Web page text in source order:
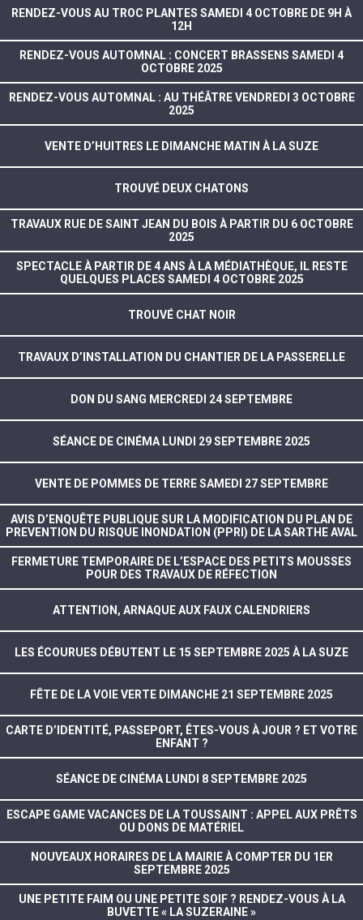
RENDEZ-VOUS AU TROC PLANTES SAMEDI 4 OCTOBRE DE 9H À
12H
RENDEZ-VOUS AUTOMNAL : CONCERT BRASSENS SAMEDI 4
OCTOBRE 2025
RENDEZ-VOUS AUTOMNAL : AU THÉÂTRE VENDREDI 3 OCTOBRE
2025
VENTE D’HUITRES LE DIMANCHE MATIN À LA SUZE
TROUVÉ DEUX CHATONS
TRAVAUX RUE DE SAINT JEAN DU BOIS À PARTIR DU 6 OCTOBRE
2025
SPECTACLE À PARTIR DE 4 ANS À LA MÉDIATHÈQUE, IL RESTE
QUELQUES PLACES SAMEDI 4 OCTOBRE 2025
TROUVÉ CHAT NOIR
TRAVAUX D’INSTALLATION DU CHANTIER DE LA PASSERELLE
DON DU SANG MERCREDI 24 SEPTEMBRE
SÉANCE DE CINÉMA LUNDI 29 SEPTEMBRE 2025
VENTE DE POMMES DE TERRE SAMEDI 27 SEPTEMBRE
AVIS D’ENQUÊTE PUBLIQUE SUR LA MODIFICATION DU PLAN DE
PREVENTION DU RISQUE INONDATION (PPRI) DE LA SARTHE AVAL
FERMETURE TEMPORAIRE DE L’ESPACE DES PETITS MOUSSES
POUR DES TRAVAUX DE RÉFECTION
ATTENTION, ARNAQUE AUX FAUX CALENDRIERS
LES ÉCOURUES DÉBUTENT LE 15 SEPTEMBRE 2025 À LA SUZE
FÊTE DE LA VOIE VERTE DIMANCHE 21 SEPTEMBRE 2025
CARTE D’IDENTITÉ, PASSEPORT, ÊTES-VOUS À JOUR ? ET VOTRE
ENFANT ?
SÉANCE DE CINÉMA LUNDI 8 SEPTEMBRE 2025
ESCAPE GAME VACANCES DE LA TOUSSAINT : APPEL AUX PRÊTS
OU DONS DE MATÉRIEL
NOUVEAUX HORAIRES DE LA MAIRIE À COMPTER DU 1ER
SEPTEMBRE 2025
UNE PETITE FAIM OU UNE PETITE SOIF ? RENDEZ-VOUS À LA
BUVETTE « LA SUZERAINE »